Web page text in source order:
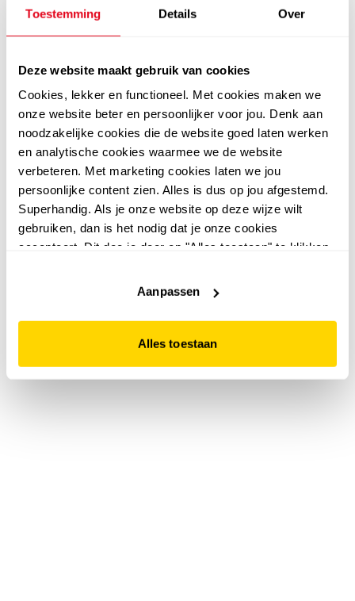
Toestemming Details Over
Deze website maakt gebruik van cookies
Cookies, lekker en functioneel. Met cookies maken we
onze website beter en persoonlijker voor jou. Denk aan
noodzakelijke cookies die de website goed laten werken
en analytische cookies waarmee we de website
verbeteren. Met marketing cookies laten we jou
persoonlijke content zien. Alles is dus op jou afgestemd.
Superhandig. Als je onze website op deze wijze wilt
gebruiken, dan is het nodig dat je onze cookies
accepteert. Dit doe je door op "Alles toestaan" te klikken.
website niet optimaal functioneert.
Aanpassen
Alles toestaan